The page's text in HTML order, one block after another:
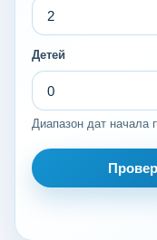
Детей
Диапазон дат начала